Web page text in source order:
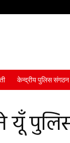
केन्द्रीय पुलिस संगठन
यूँ